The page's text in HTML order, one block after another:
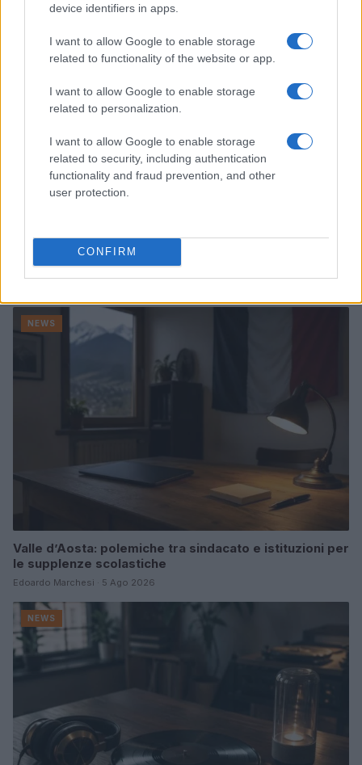
device identifiers in apps.
I want to allow Google to enable storage
related to functionality of the website or app.
I want to allow Google to enable storage
related to personalization.
I want to allow Google to enable storage
related to security, including authentication
functionality and fraud prevention, and other
user protection.
CONFIRM
Noemi in ospedale: il racconto della riabilitazione e il
ritorno sul palco
NEWS
Valle d’Aosta: polemiche tra sindacato e istituzioni per
le supplenze scolastiche
Edoardo Marchesi · 5 Ago 2026
NEWS